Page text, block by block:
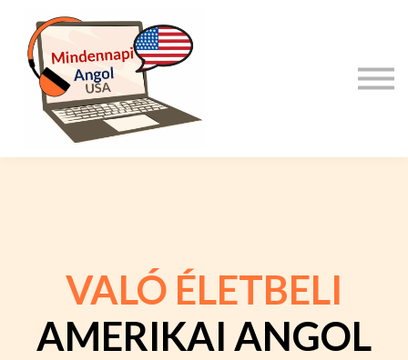
Ingyenes
Bejelentkezés
Profil Készítés
VALÓ ÉLETBELI
AMERIKAI ANGOL